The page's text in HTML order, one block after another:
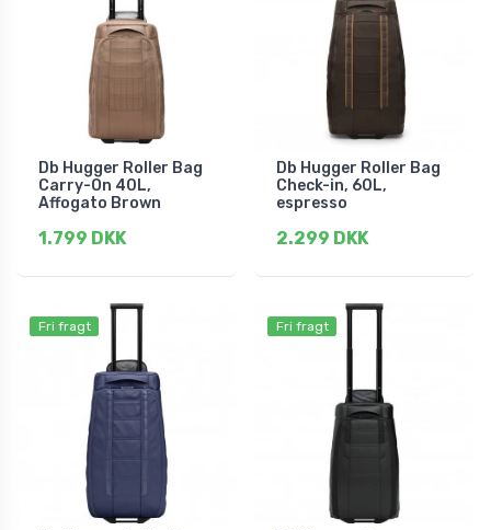
Db Hugger Roller Bag
Carry-On 40L,
Affogato Brown
1.799 DKK
Db Hugger Roller Bag
Check-in, 60L,
espresso
2.299 DKK
Fri fragt Fri fragt